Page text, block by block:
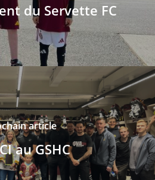
du Servette FC
article
au GSHC